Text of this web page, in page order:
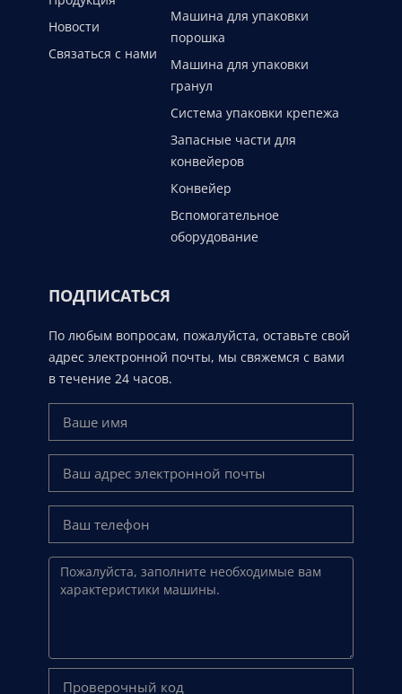
Новости
Связаться с нами
Машина для упаковки
порошка
Машина для упаковки
гранул
Система упаковки крепежа
Запасные части для
конвейеров
Конвейер
Вспомогательное
оборудование
ПОДПИСАТЬСЯ
По любым вопросам, пожалуйста, оставьте свой
адрес электронной почты, мы свяжемся с вами
в течение 24 часов.